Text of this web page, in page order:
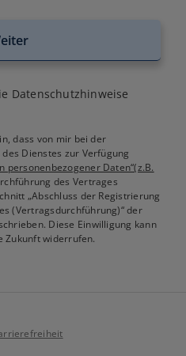
Datenschutzhinweise
dass von mir bei der
Dienstes zur Verfügung
personenbezogener Daten“(z.B.
des Vertrages
„Abschluss der Registrierung
(Vertragsdurchführung)“ der
Diese Einwilligung kann
Zukunft widerrufen.